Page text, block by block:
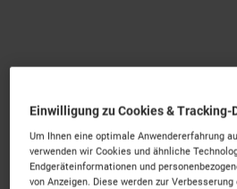
Lader mieten in Köln
Einwilligung zu Cookies & Tracking-
Um Ihnen eine optimale Anwendererfahrung
verwenden wir Cookies und ähnliche
Endgeräteinformationen und
von Anzeigen. Diese werden zur